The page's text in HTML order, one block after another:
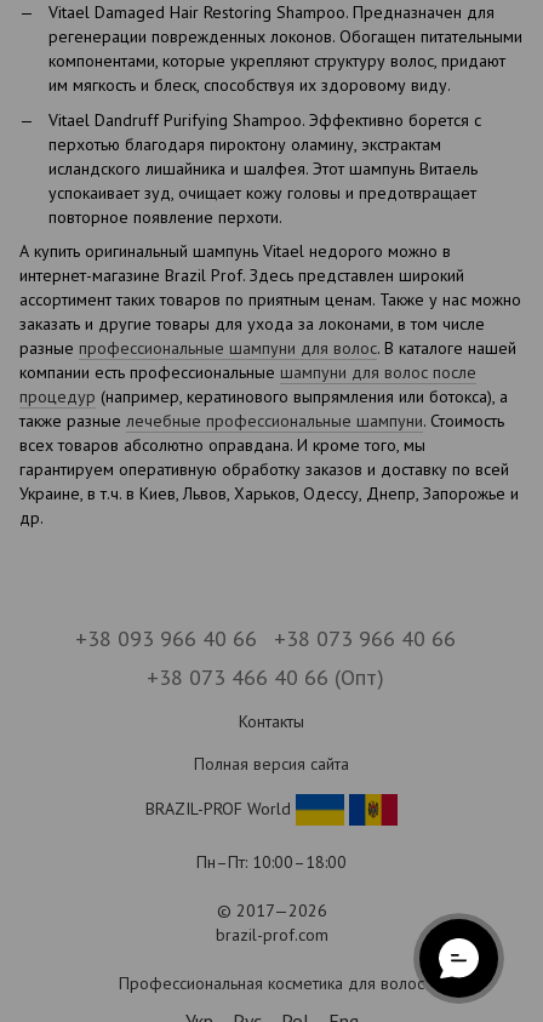
Vitael Damaged Hair Restoring Shampoo. Предназначен для
регенерации поврежденных локонов. Обогащен питательными
компонентами, которые укрепляют структуру волос, придают
им мягкость и блеск, способствуя их здоровому виду.
Vitael Dandruff Purifying Shampoo. Эффективно борется с
перхотью благодаря пироктону оламину, экстрактам
исландского лишайника и шалфея. Этот шампунь Витаель
успокаивает зуд, очищает кожу головы и предотвращает
повторное появление перхоти.
А купить оригинальный шампунь Vitael недорого можно в
интернет-магазине Brazil Prof. Здесь представлен широкий
ассортимент таких товаров по приятным ценам. Также у нас можно
заказать и другие товары для ухода за локонами, в том числе
разные профессиональные шампуни для волос. В каталоге нашей
компании есть профессиональные шампуни для волос после
процедур (например, кератинового выпрямления или ботокса), а
также разные лечебные профессиональные шампуни. Стоимость
всех товаров абсолютно оправдана. И кроме того, мы
гарантируем оперативную обработку заказов и доставку по всей
Украине, в т.ч. в Киев, Львов, Харьков, Одессу, Днепр, Запорожье и
др.
+38 093 966 40 66
+38 073 966 40 66
+38 073 466 40 66 (Опт)
Контакты
Полная версия сайта
BRAZIL-PROF World
Пн–Пт: 10:00–18:00
© 2017—2026
brazil-prof.com
Профессиональная косметика для волос